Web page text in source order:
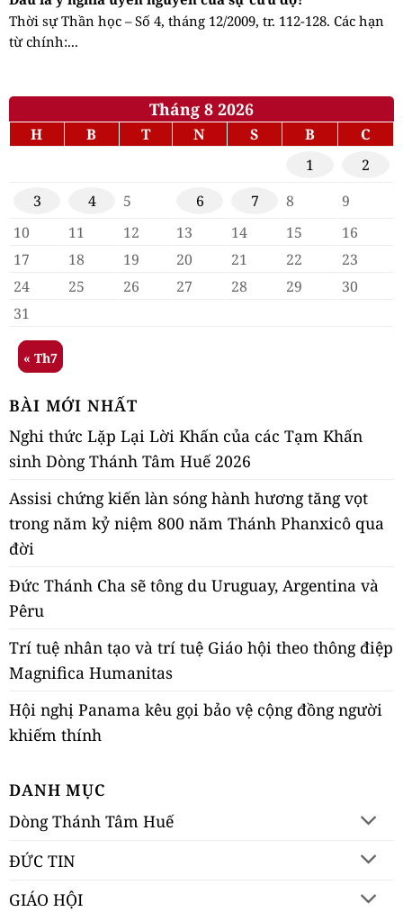
Thời sự Thần học – Số 4, tháng 12/2009, tr. 112-128. Các hạn
từ chính:...
Tháng 8 2026
H B T N S B
C
1
2
3
4 5 6 7 8
9
10
11 12 13 14 15
16
17
18 19 20 21 22
23
24
25 26 27 28 29
30
31
« Th7
BÀI MỚI NHẤT
Nghi thức Lặp Lại Lời Khấn của các Tạm Khấn
sinh Dòng Thánh Tâm Huế 2026
Assisi chứng kiến làn sóng hành hương tăng vọt
trong năm kỷ niệm 800 năm Thánh Phanxicô qua
đời
Đức Thánh Cha sẽ tông du Uruguay, Argentina và
Pêru
Trí tuệ nhân tạo và trí tuệ Giáo hội theo thông điệp
Magnifica Humanitas
Hội nghị Panama kêu gọi bảo vệ cộng đồng người
khiếm thính
DANH MỤC
Dòng Thánh Tâm Huế
ĐỨC TIN
GIÁO HỘI